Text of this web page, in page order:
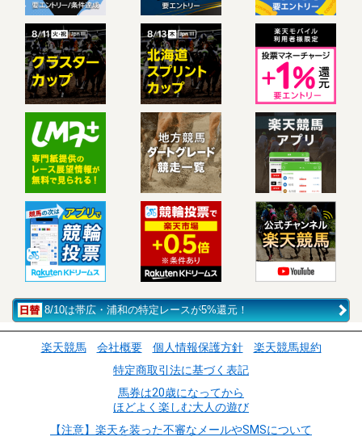
8/10は帯広・浦和の特定レースが5%還元！
楽天競馬 会社概要 個人情報保護方針
楽天競馬規約
特定商取引法に基づく表記
馬券は20歳になってから
ほどよく楽しむ大人の遊び
【注意】楽天を装った不審なメールやSMSについて